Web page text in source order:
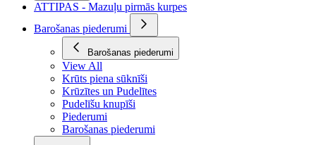
ATTIPAS - Mazuļu pirmās kurpes
Barošanas piederumi
Barošanas piederumi
View All
Krūts piena sūknīši
Krūzītes un Pudelītes
Pudelīšu knupīši
Piederumi
Barošanas piederumi